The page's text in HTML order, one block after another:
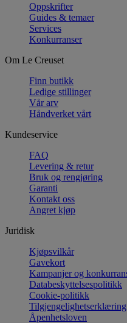
Oppskrifter
Guides & temaer
Services
Konkurranser
Om Le Creuset
Finn butikk
Ledige stillinger
Vår arv
Håndverket vårt
Kundeservice
FAQ
Levering & retur
Bruk og rengjøring
Garanti
Kontakt oss
Angret kjøp
Juridisk
Kjøpsvilkår
Gavekort
Kampanjer og
Databeskyttelsespolitikk
Cookie-politikk
Tilgjengelighetserklæring
Åpenhetsloven